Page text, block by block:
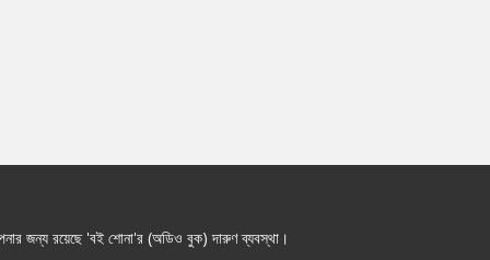
জন্য রয়েছে 'বই শোনা'র (অডিও বুক) দারুণ ব্যবস্থা।